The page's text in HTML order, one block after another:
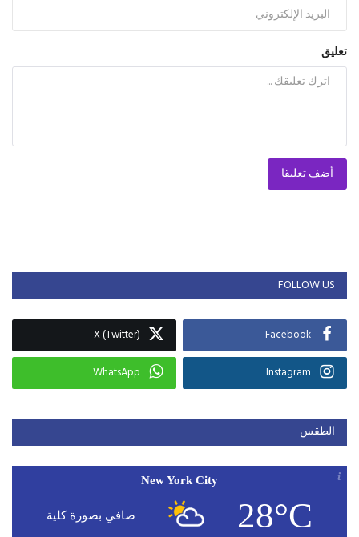
تعليق
أضف تعليقا
FOLLOW US
Facebook
X (Twitter)
Instagram
WhatsApp
الطقس
New York City
28°C صافي بصورة كلية